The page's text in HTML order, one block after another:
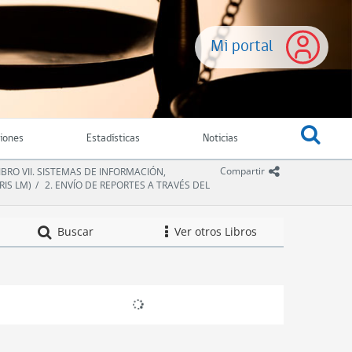
Mi portal
Estadísticas Noticias
Compartir icono
VII. SISTEMAS DE INFORMACIÓN,
LM)
2. ENVÍO DE REPORTES A TRAVÉS DEL
Buscar icono
Ver otros LibrosCompendio de